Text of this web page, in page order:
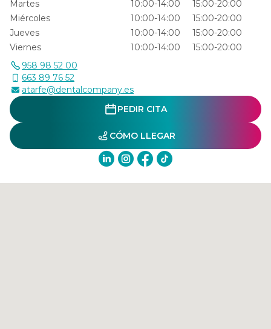
Martes
10:00-14:00
15:00-20:00
Miércoles
10:00-14:00
15:00-20:00
Jueves
10:00-14:00
15:00-20:00
Viernes
10:00-14:00
15:00-20:00
958 98 52 00
663 89 76 52
atarfe@dentalcompany.es
PEDIR CITA
CÓMO LLEGAR